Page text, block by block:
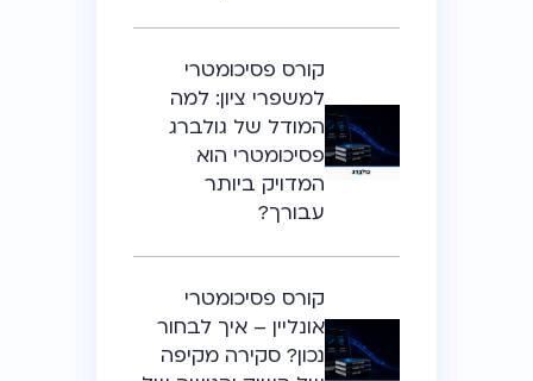
קורס פסיכומטרי
למשפרי ציון: למה
המודל של גולברג
פסיכומטרי הוא
המדויק ביותר
עבורך?
קורס פסיכומטרי
אונליין – איך לבחור
נכון? סקירה מקיפה